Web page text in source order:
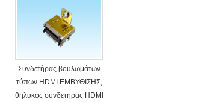
Συνδετήρας βουλωμάτων
τύπων HDMI ΕΜΒΥΘΙΣΗΣ,
θηλυκός συνδετήρας HDMI